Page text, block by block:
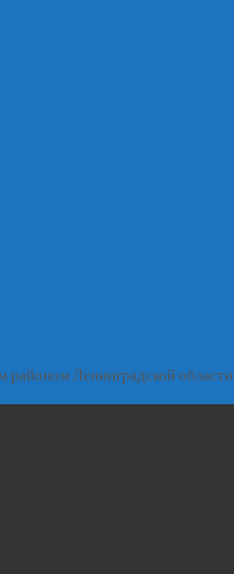
районом Ленинградской области